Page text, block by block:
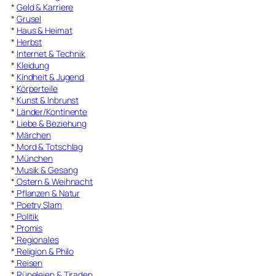
* Geld & Karriere
* Grusel
* Haus & Heimat
* Herbst
* Internet & Technik
* Kleidung
* Kindheit & Jugend
* Körperteile
* Kunst & Inbrunst
* Länder/Kontinente
* Liebe & Beziehung
* Märchen
* Mord & Totschlag
* München
* Musik & Gesang
* Ostern & Weihnacht
* Pflanzen & Natur
* Poetry Slam
* Politik
* Promis
* Regionales
* Religion & Philo
* Reisen